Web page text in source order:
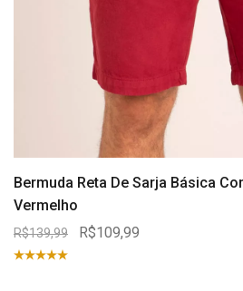
Bermuda Reta De Sarja Básica
Vermelho
R$139,99 R$109,99